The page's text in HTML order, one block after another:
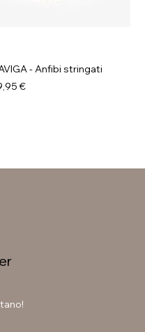
- Anfibi stringati
€